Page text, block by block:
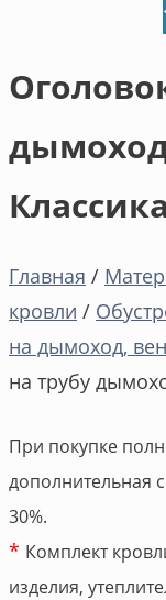
Классика
Главная /
кровли /
на дымоход,
на трубу
При покупке
дополнительная
30%.
* Комплект
изделия,